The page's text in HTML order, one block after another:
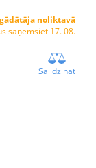
noliktavā
saņemsiet 17. 08.
Salīdzināt